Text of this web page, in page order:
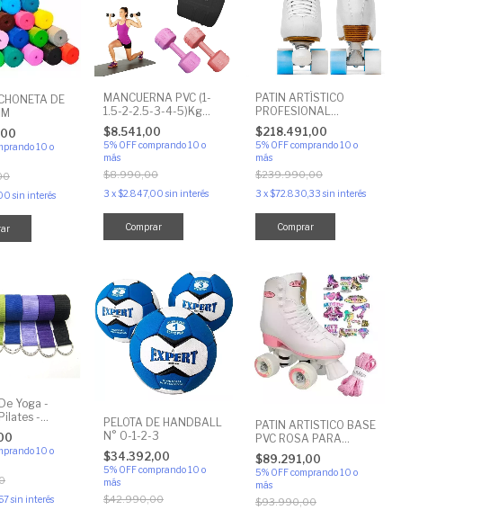
DE
10 o
sin interés
MANCUERNA PVC (1-
1.5-2-2.5-3-4-5)Kg
POR PAR RELLENA DE
CEMENTO
$8.541,00
5% OFFcomprando 10 o
más
$8.990,00
3 x$2.847,00 sin interés
Comprar
PATIN ARTÍSTICO
PROFESIONAL
PLATINUM
$218.491,00
5% OFFcomprando 10 o
más
$239.990,00
3 x$72.830,33 sin interés
Comprar
Yoga -
-
- (2mts-
10 o
sin interés
PELOTA DE HANDBALL
N° 0-1-2-3
$34.392,00
5% OFFcomprando 10 o
más
$42.990,00
PATIN ARTISTICO BASE
PVC ROSA PARA
ESCUELA,
PRINCIPIANTE
$89.291,00
5% OFFcomprando 10 o
más
$93.990,00